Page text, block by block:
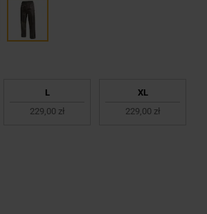
L
229,00 zł
XL
229,00 zł